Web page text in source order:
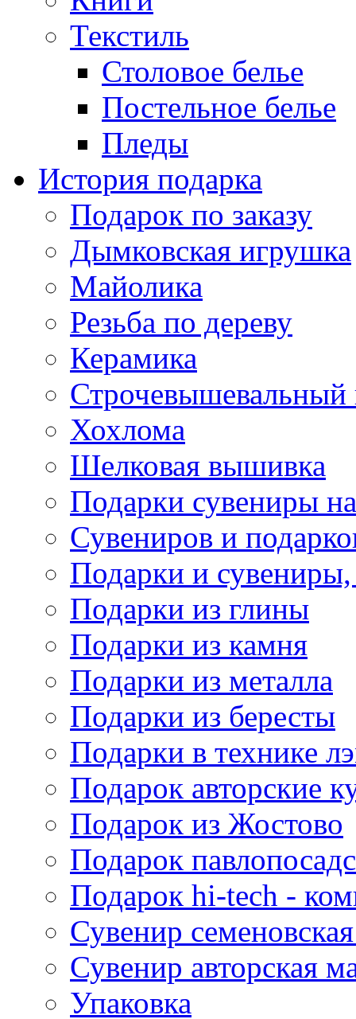
Текстиль
Столовое белье
Постельное белье
Пледы
История подарка
Подарок по заказу
Дымковская игрушка
Майолика
Резьба по дереву
Керамика
Хохлома
Шелковая вышивка
Подарки сувениры
Сувениров и
Подарки и сувениры,
Подарки из глины
Подарки из камня
Подарки из металла
Подарки из бересты
Подарки в технике
Подарок авторские
Подарок из Жостово
Подарок
Подарок hi-tech -
Сувенир
Сувенир авторская
Упаковка